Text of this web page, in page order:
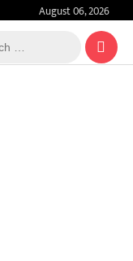
August 06, 2026
Search
…